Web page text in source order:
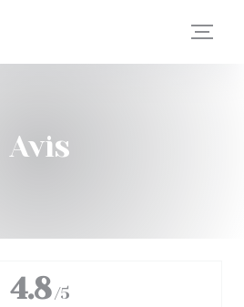
en matière de cookies
Avis
4.8 /5